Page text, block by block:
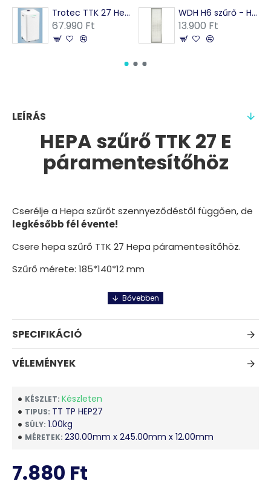
Trotec TTK 27 Hepa Páramentesítő és légtisztító - hepa szűrővel 12l/nap teljesíténnyel
67.990 Ft
WDH H6 szűrő - Hepa- aktívszén
13.900 Ft
LEÍRÁS
HEPA szűrő TTK 27 E
páramentesítőhöz
Cserélje a Hepa szűrőt szennyeződéstől függően, de
legkésőbb fél évente!
Csere hepa szűrő TTK 27 Hepa páramentesítőhöz.
Szűrő mérete: 185*140*12 mm
SPECIFIKÁCIÓ
VÉLEMÉNYEK
KÉSZLET: Készleten
TIPUS: TT TP HEP27
SÚLY: 1.00kg
MÉRETEK: 230.00mm x 245.00mm x 12.00mm
7.880 Ft